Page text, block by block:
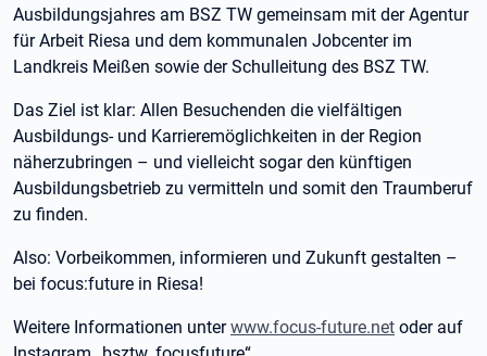
Ausbildungsjahres am BSZ TW gemeinsam mit der Agentur
für Arbeit Riesa und dem kommunalen Jobcenter im
Landkreis Meißen sowie der Schulleitung des BSZ TW.
Das Ziel ist klar: Allen Besuchenden die vielfältigen
Ausbildungs- und Karrieremöglichkeiten in der Region
näherzubringen – und vielleicht sogar den künftigen
Ausbildungsbetrieb zu vermitteln und somit den Traumberuf
zu finden.
Also: Vorbeikommen, informieren und Zukunft gestalten –
bei focus:future in Riesa!
Weitere Informationen unterwww.focus-future.net oder auf